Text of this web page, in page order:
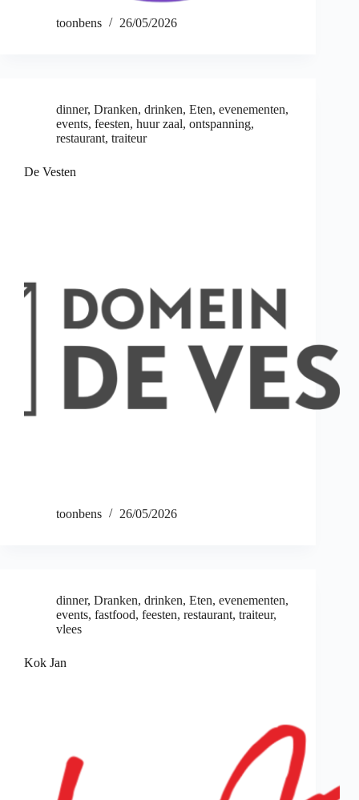
toonbens 26/05/2026
dinner, Dranken, drinken, Eten, evenementen,
events, feesten, huur zaal, ontspanning,
restaurant, traiteur
De Vesten
toonbens 26/05/2026
dinner, Dranken, drinken, Eten, evenementen,
events, fastfood, feesten, restaurant, traiteur,
vlees
Kok Jan